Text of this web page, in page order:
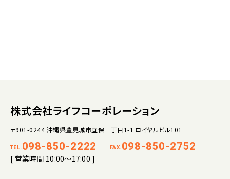
株式会社ライフコーポレーション
〒901-0244 沖縄県豊見城市宜保三丁目1-1 ロイヤルビル101
TEL. 098-850-2222 FAX. 098-850-2752
[ 営業時間 10:00～17:00 ]